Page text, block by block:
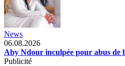
News
06.08.2026
Aby Ndour inculpée pour abus de
Publicité